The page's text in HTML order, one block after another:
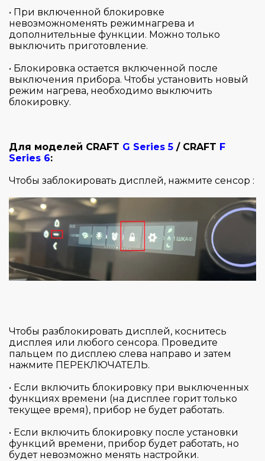
• При включенной блокировке
невозможноменять режимнагрева и
дополнительные функции. Можно только
выключить приготовление.
• Блокировка остается включенной после
выключения прибора. Чтобы установить новый
режим нагрева, необходимо выключить
блокировку.
Для моделей CRAFT G Series 5 / CRAFT F
Series 6:
Чтобы заблокировать дисплей, нажмите сенсор :
Чтобы разблокировать дисплей, коснитесь
дисплея или любого сенсора. Проведите
пальцем по дисплею слева направо и затем
нажмите ПЕРЕКЛЮЧАТЕЛЬ.
• Если включить блокировку при выключенных
функциях времени (на дисплее горит только
текущее время), прибор не будет работать.
• Если включить блокировку после установки
функций времени, прибор будет работать, но
будет невозможно менять настройки.